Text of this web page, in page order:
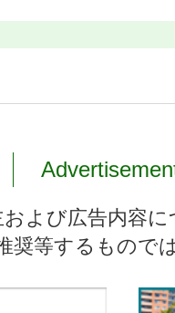
および広告内容
奨等するもので